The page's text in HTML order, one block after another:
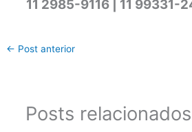
11 2985-9116 | 11 99331-
← Post anterior
Posts relacionados